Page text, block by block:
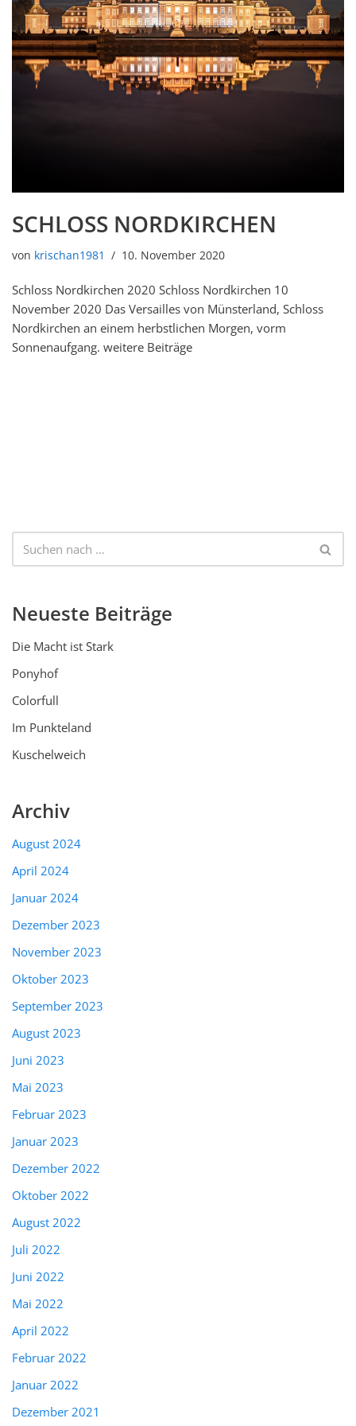
SCHLOSS NORDKIRCHEN
von krischan1981 10. November 2020
Schloss Nordkirchen 2020 Schloss Nordkirchen 10
November 2020 Das Versailles von Münsterland, Schloss
Nordkirchen an einem herbstlichen Morgen, vorm
Sonnenaufgang. weitere Beiträge
Neueste Beiträge
Die Macht ist Stark
Ponyhof
Colorfull
Im Punkteland
Kuschelweich
Archiv
August 2024
April 2024
Januar 2024
Dezember 2023
November 2023
Oktober 2023
September 2023
August 2023
Juni 2023
Mai 2023
Februar 2023
Januar 2023
Dezember 2022
Oktober 2022
August 2022
Juli 2022
Juni 2022
Mai 2022
April 2022
Februar 2022
Januar 2022
Dezember 2021